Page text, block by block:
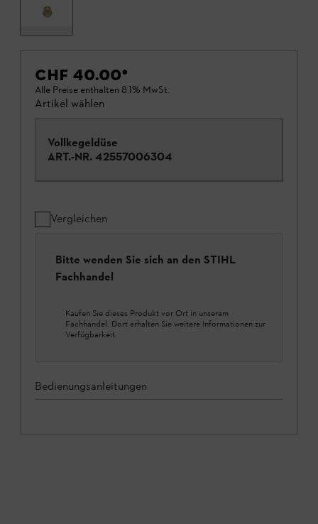
CHF 40.00*
Alle Preise enthalten 8.1% MwSt.
Artikel wählen
Vollkegeldüse
ART.-NR. 42557006304
Vergleichen
Bitte wenden Sie sich an den STIHL
Fachhandel
Kaufen Sie dieses Produkt vor Ort in unserem
Fachhandel. Dort erhalten Sie weitere Informationen zur
Verfügbarkeit.
Bedienungsanleitungen